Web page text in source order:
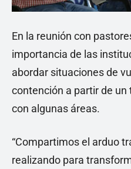
En la reunión con
importancia de las
abordar situaciones de
contención a partir de
con algunas áreas.
“Compartimos el arduo
realizando para